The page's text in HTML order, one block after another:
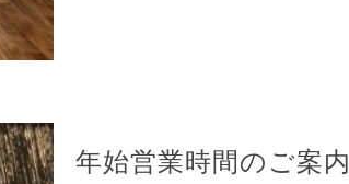
年始営業時間のご案内